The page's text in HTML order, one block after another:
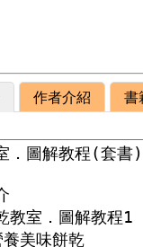
作者介紹 書